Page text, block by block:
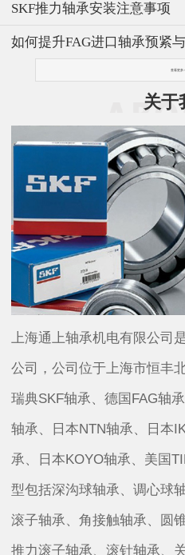
SKF推力轴承安装注意事项
查看更多
关于
上海通上轴承机电有限公司
公司，公司位于上海市恒丰
瑞典SKF轴承、德国FAG轴
轴承、日本NTN轴承、日本
承、日本KOYO轴承、美国
型包括深沟球轴承、调心球
滚子轴承、角接触轴承、圆
推力滚子轴承、滚针轴承、